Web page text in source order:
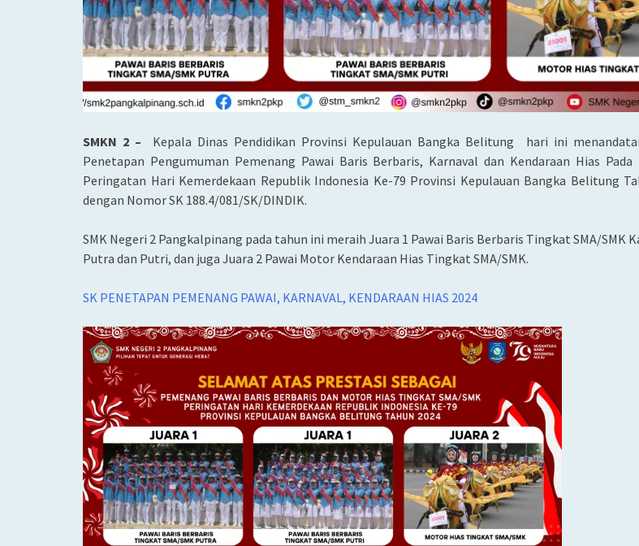
SMKN 2 – Kepala Dinas Pendidikan Provinsi Kepulauan Bangka Belitung hari ini
Penetapan Pengumuman Pemenang Pawai Baris Berbaris, Karnaval dan Kendaraan Hias Pada
Peringatan Hari Kemerdekaan Republik Indonesia Ke-79 Provinsi Kepulauan Bangka Belitung
dengan Nomor SK 188.4/081/SK/DINDIK.
SMK Negeri 2 Pangkalpinang pada tahun ini meraih Juara 1 Pawai Baris Berbaris Tingkat SMA/SMK
Putra dan Putri, dan juga Juara 2 Pawai Motor Kendaraan Hias Tingkat SMA/SMK.
SK PENETAPAN PEMENANG PAWAI, KARNAVAL, KENDARAAN HIAS 2024